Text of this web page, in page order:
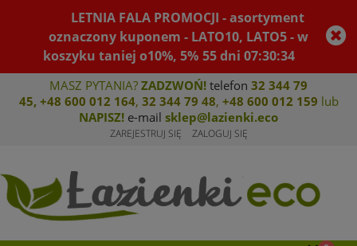
LETNIA FALA PROMOCJI - asortyment
oznaczony kuponem - LATO10, LATO5 - w
koszyku taniej o10%, 5% 55dni07:30:34
MASZ PYTANIA? ZADZWOŃ! telefon 32 344 79
45, +48 600 012 164, 32 344 79 48, +48 600 012 159 lub
NAPISZ! e-mail sklep@lazienki.eco
ZAREJESTRUJ SIĘ ZALOGUJ SIĘ